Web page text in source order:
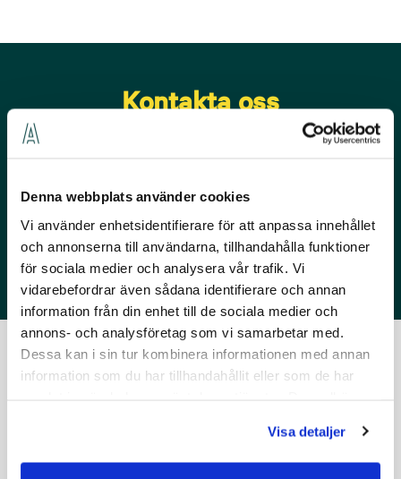
Denna webbplats använder cookies
Vi använder enhetsidentifierare för att anpassa innehållet
och annonserna till användarna, tillhandahålla funktioner
för sociala medier och analysera vår trafik. Vi
vidarebefordrar även sådana identifierare och annan
information från din enhet till de sociala medier och
annons- och analysföretag som vi samarbetar med.
Dessa kan i sin tur kombinera informationen med annan
information som du har tillhandahållit eller som de har
Visa detaljer
Kontakta oss
Kontakta oss om du vill ha mer information om
Fredrik Jonsén
Skicka ett mejl
Referenser